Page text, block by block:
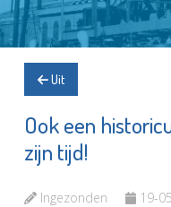
Uit
Ook een
zijn tijd!
Ingezonden 19-